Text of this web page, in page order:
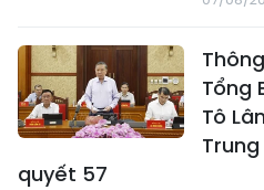
Tổng
Tô
quyết 57